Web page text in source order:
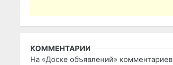
КОММЕНТАРИИ
На «Доске объявлений» комментариев